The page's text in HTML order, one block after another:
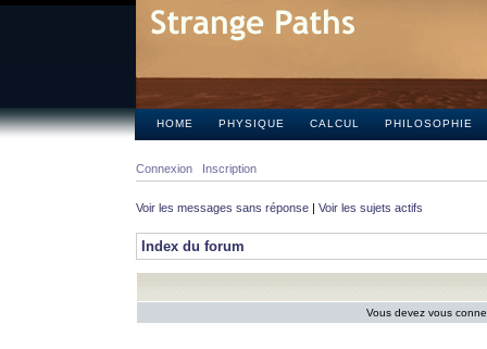
HOME PHYSIQUE CALCUL PHILOSOPHIE
Connexion Inscription
Voir les messages sans réponse | Voir les sujets actifs
Index du forum
Vous devez vous